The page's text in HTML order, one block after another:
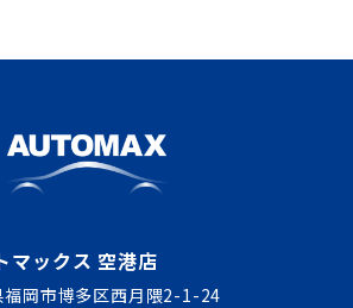
マックス 空港店
福岡市博多区西月隈2-1-24